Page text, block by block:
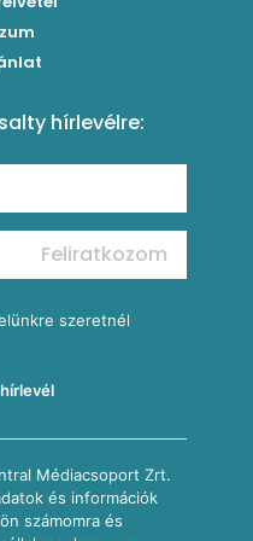
hírlevélre:
Feliratkozom
szeretnél
Médiacsoport Zrt.
és információk
számomra és